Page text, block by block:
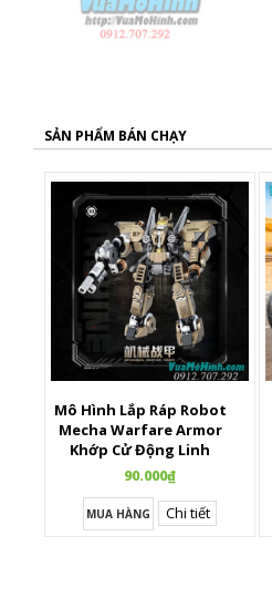
SẢN PHẨM BÁN CHẠY
Mô Hình Lắp Ráp Robot
Mecha Warfare Armor
Khớp Cử Động Linh
Hoạt
90.000₫
MUA HÀNG Chi tiết